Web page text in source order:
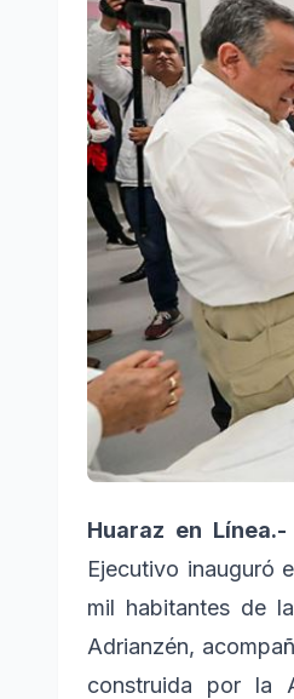
Huaraz en Línea.-
Ejecutivo inauguró
mil habitantes de
Adrianzén,
construida por la